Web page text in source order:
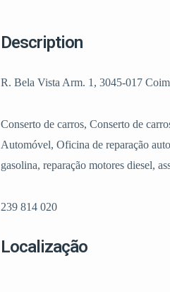
Description
R. Bela Vista Arm. 1, 3045-017
Conserto de carros, Conserto de
Automóvel, Oficina de reparação
gasolina, reparação motores diesel,
239 814 020
Localização